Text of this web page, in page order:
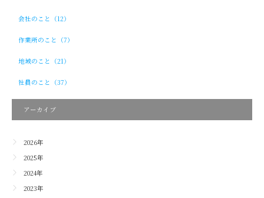
会社のこと（12）
作業所のこと（7）
地域のこと（21）
社員のこと（37）
アーカイブ
2026年
2025年
2024年
2023年